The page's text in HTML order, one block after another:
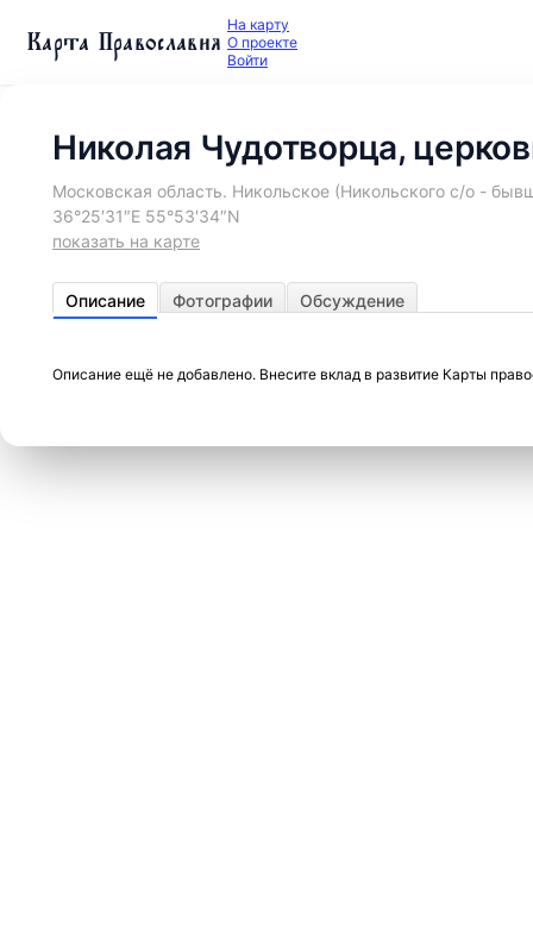
Карта Православия На карту
О проекте
Войти
Николая Чудотворца,
Московская область. Никольское (Никольского с/о -
36°25′31″E 55°53′34″N
показать на карте
Описание Фотографии Обсуждение
Описание ещё не добавлено. Внесите вклад в развитие Карты